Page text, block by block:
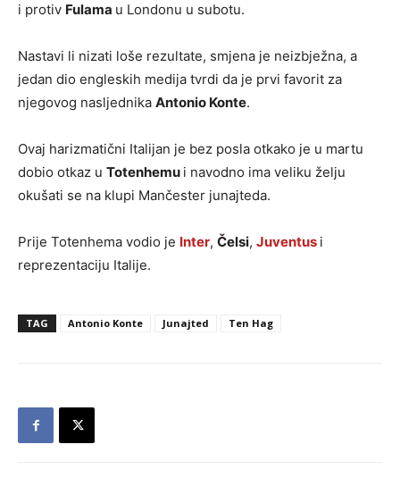
i protiv Fulama u Londonu u subotu.
Nastavi li nizati loše rezultate, smjena je neizbježna, a
jedan dio engleskih medija tvrdi da je prvi favorit za
njegovog nasljednika Antonio Konte.
Ovaj harizmatični Italijan je bez posla otkako je u martu
dobio otkaz u Totenhemu i navodno ima veliku želju
okušati se na klupi Mančester junajteda.
Prije Totenhema vodio je Inter, Čelsi, Juventus i
reprezentaciju Italije.
TAG Antonio Konte Junajted Ten Hag